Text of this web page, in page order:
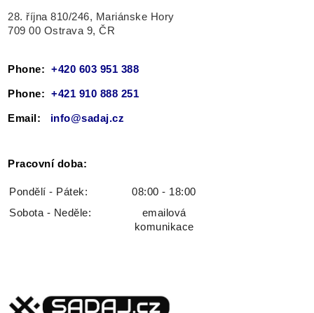
28. října 810/246, Mariánske Hory
709 00 Ostrava 9, ČR
Phone:+420 603 951 388
Phone:+421 910 888 251
Email: info@sadaj.cz
Pracovní doba:
Pondělí - Pátek:
08:00 - 18:00
Sobota - Neděle:
emailová
komunikace